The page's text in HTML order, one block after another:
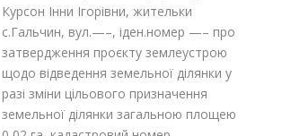
Курсон Інни Ігорівни, жительки
с.Гальчин, вул.—–, іден.номер —– про
затвердження проєкту землеустрою
щодо відведення земельної ділянки у
разі зміни цільового призначення
земельної ділянки загальною площею